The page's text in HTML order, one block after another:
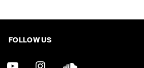
FOLLOW US